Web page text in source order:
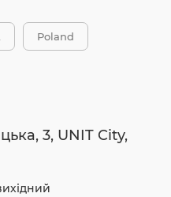
Poland
3, UNIT City,